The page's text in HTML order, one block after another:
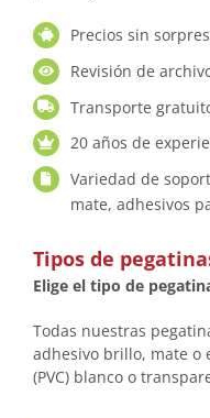
Precios sin
Revisión de
Transporte
20 años de
Variedad de
mate, adhesivos
Tipos de
Elige el tipo de
Todas nuestras
adhesivo brillo, mate o
(PVC) blanco o